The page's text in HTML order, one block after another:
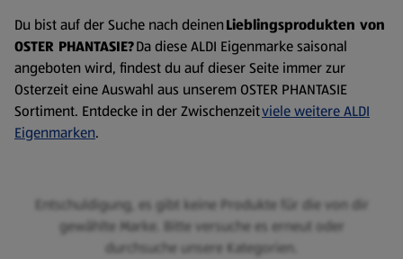
Du bist auf der Suche nach deinenLieblingsprodukten von
OSTER PHANTASIE?Da diese ALDI Eigenmarke saisonal
angeboten wird, findest du auf dieser Seite immer zur
Osterzeit eine Auswahl aus unserem OSTER PHANTASIE
Sortiment. Entdecke in der Zwischenzeitviele weitere ALDI
Eigenmarken.
Entschuldigung, es gibt keine Produkte für die von dir
gewählte Marke. Bitte versuche es erneut oder
durchsuche unsere Kategorien.